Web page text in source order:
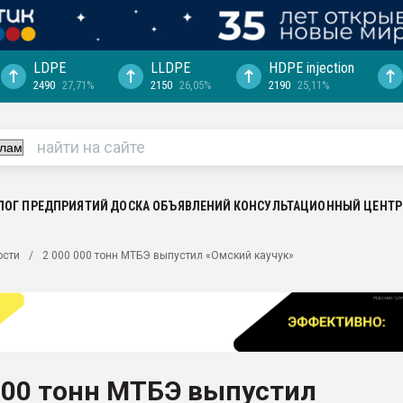
выходит на
рынке
LDPE
2490 27,71%
LLDPE
2150 26,05%
HDPE injection
2190 25,11%
ПРЕДПРИЯТИЙ ДОСКА ОБЪЯВЛЕНИЙ КОНСУЛЬТАЦИОННЫЙ ЦЕНТР
2 000 000 тонн МТБЭ выпустил «Омский каучук»
тонн МТБЭ выпустил